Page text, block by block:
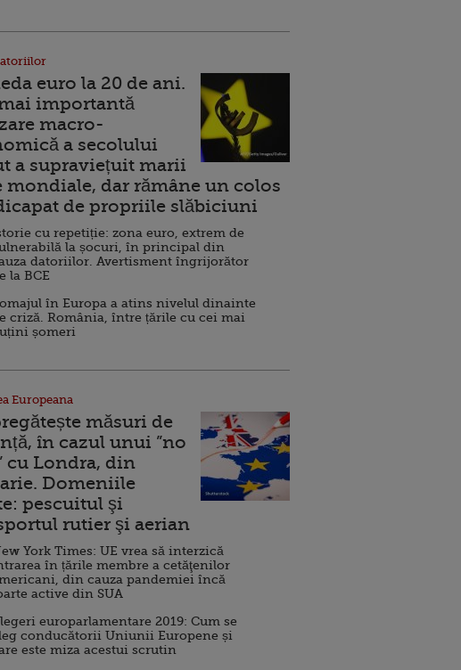
euro la 20 de ani.
importantă
macro-
a secolului
a supraviețuit marii
mondiale, dar rămâne un colos
de propriile slăbiciuni
cu repetiție: zona euro, extrem de
la șocuri, în principal din
datoriilor. Avertisment îngrijorător
la BCE
în Europa a atins nivelul dinainte
criză. România, între țările cu cei mai
șomeri
Europeana
măsuri de
în cazul unui ”no
cu Londra, din
Domeniile
pescuitul şi
rutier şi aerian
York Times: UE vrea să interzică
în țările membre a cetăţenilor
din cauza pandemiei încă
active din SUA
europarlamentare 2019: Cum se
conducătorii Uniunii Europene și
este miza acestui scrutin